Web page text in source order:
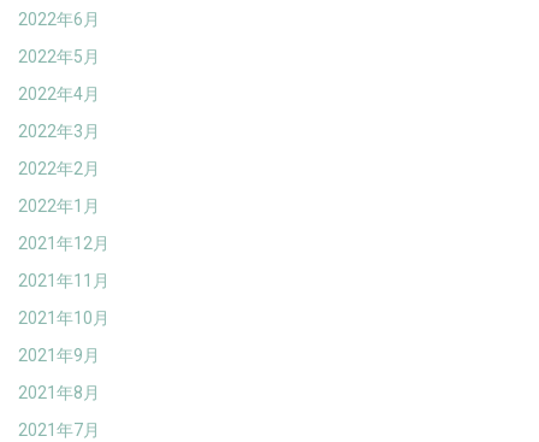
2022年6月
2022年5月
2022年4月
2022年3月
2022年2月
2022年1月
2021年12月
2021年11月
2021年10月
2021年9月
2021年8月
2021年7月